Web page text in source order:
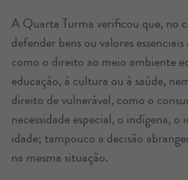
A Quarta Turma verificou que, no
defender bens ou valores
como o direito ao meio ambiente
educação, à cultura ou à saúde,
direito de vulnerável, como o
necessidade especial, o indígena,
idade; tampouco a decisão
na mesma situação.